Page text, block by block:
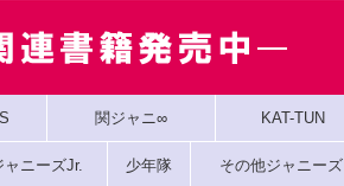
関ジャニ∞ KAT-TUN
ャニーズJr. 少年隊 その他ジャニーズ